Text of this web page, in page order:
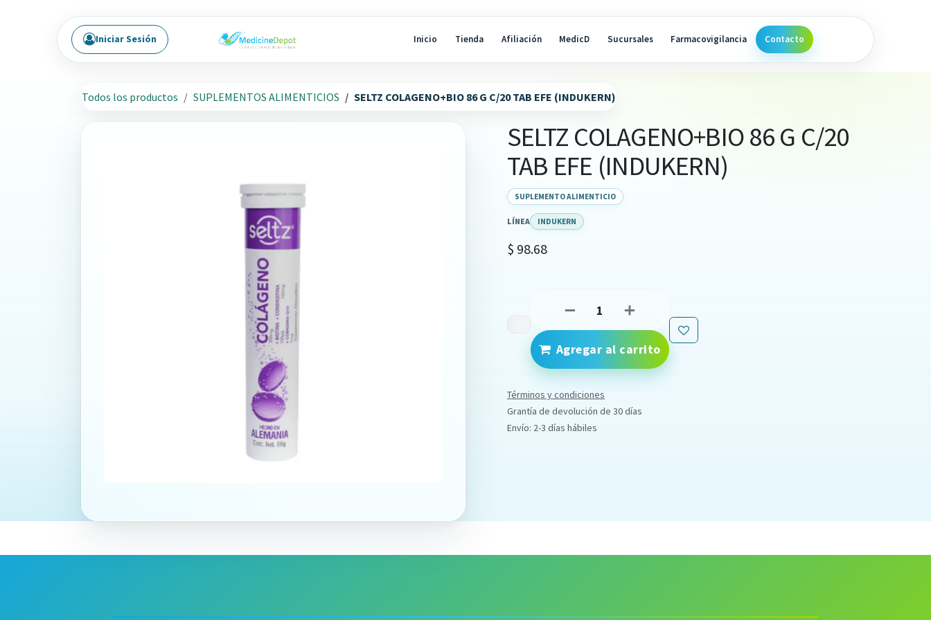
Inicio Tienda Afiliación MedicD Sucursales Farmacovigilancia Contacto
Iniciar Sesión
Todos los productos SUPLEMENTOS ALIMENTICIOS SELTZ COLAGENO+BIO 86 G C/20 TAB EFE (INDUKERN)
SELTZ COLAGENO+BIO 86 G C/20
TAB EFE (INDUKERN)
SUPLEMENTO ALIMENTICIO
LÍNEA INDUKERN
$ 98.68
Agregar al carrito
Términos y condiciones
Grantía de devolución de 30 días
Envío: 2-3 días hábiles